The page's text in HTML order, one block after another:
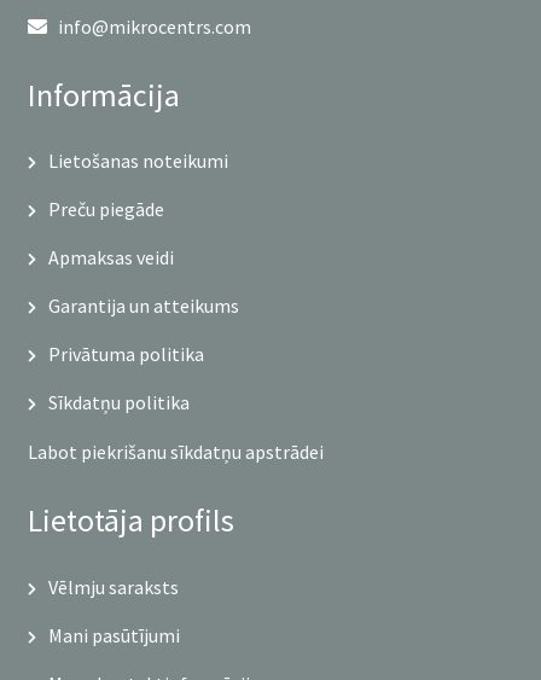
info@mikrocentrs.com
Informācija
Lietošanas noteikumi
Preču piegāde
Apmaksas veidi
Garantija un atteikums
Privātuma politika
Sīkdatņu politika
Labot piekrišanu sīkdatņu apstrādei
Lietotāja profils
Vēlmju saraksts
Mani pasūtījumi